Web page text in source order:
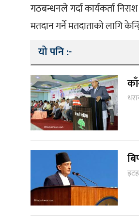
गठबन्धनले गर्दा कार्यकर्ता
मतदान गर्ने मतदाताको लागि
यो पनि :-